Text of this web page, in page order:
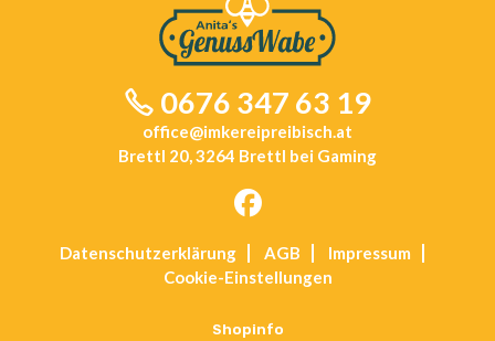
0676 347 63 19
office@imkereipreibisch.at
Brettl 20, 3264 Brettl bei Gaming
a
tab
Datenschutz­erklärung AGB
Impressum
Cookie-Einstellungen
Shopinfo